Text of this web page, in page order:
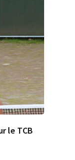
le TCB